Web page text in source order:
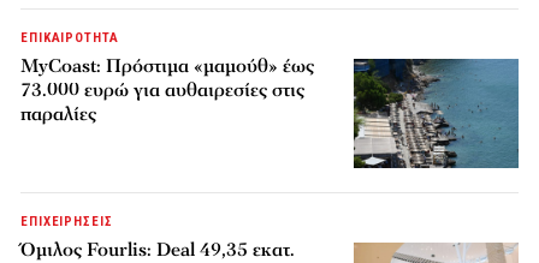
ΕΠΙΚΑΙΡΟΤΗΤΑ
MyCoast: Πρόστιμα «μαμούθ» έως
73.000 ευρώ για αυθαιρεσίες στις
παραλίες
ΕΠΙΧΕΙΡΗΣΕΙΣ
Όμιλος Fourlis: Deal 49,35 εκατ.